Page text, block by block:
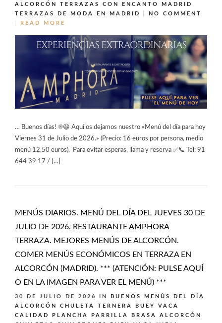
ALCORCÓN
TERRAZAS CON ENCANTO MADRID
TERRAZAS DE MODA EN MADRID
NO COMMENT
READ MORE
… Buenos días! ☀️😀 Aquí os dejamos nuestro «Menú del día para hoy
Viernes 31 de Julio de 2026.» (Precio: 16 euros por persona, medio
menú 12,50 euros). Para evitar esperas, llama y reserva ✅📞 Tel: 91
644 39 17 / […]
MENÚS DIARIOS. MENÚ DEL DÍA DEL JUEVES 30 DE
JULIO DE 2026. RESTAURANTE AMPHORA
TERRAZA. MEJORES MENÚS DE ALCORCÓN.
COMER MENÚS ECONÓMICOS EN TERRAZA EN
ALCORCÓN (MADRID). *** (ATENCIÓN: PULSE AQUÍ
O EN LA IMAGEN PARA VER EL MENÚ) ***
30 DE JULIO DE 2026 IN
BUENOS MENÚS DEL DÍA
ALCORCÓN
CHULETA TERNERA BUEY VACA
CALIDAD PLANCHA PARRILLA BRASA ALCORCÓN